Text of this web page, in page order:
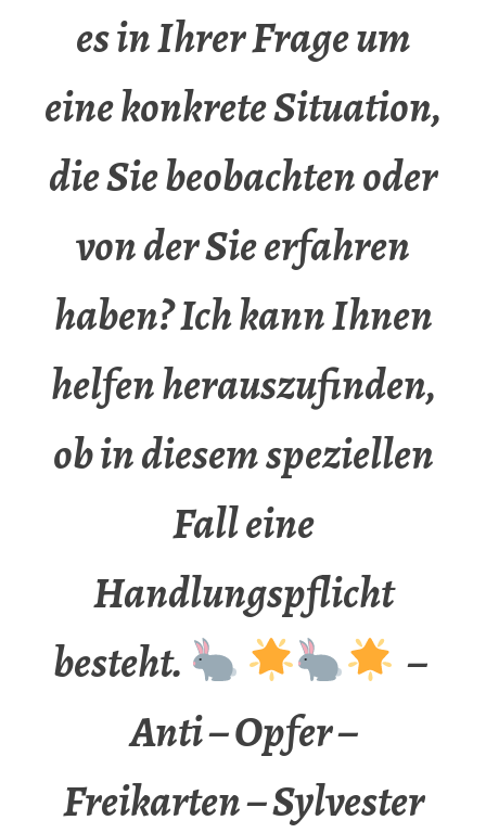
es in Ihrer Frage um
eine konkrete Situation,
die Sie beobachten oder
von der Sie erfahren
haben? Ich kann Ihnen
helfen herauszufinden,
ob in diesem speziellen
Fall eine
Handlungspflicht
besteht.
–
Anti – Opfer –
Freikarten – Sylvester